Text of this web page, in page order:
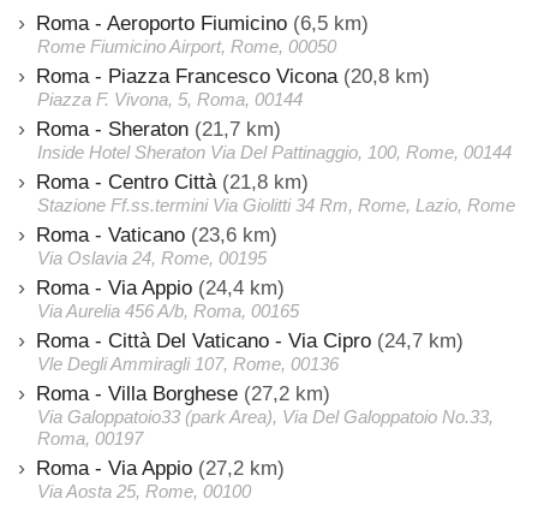
Roma - Aeroporto Fiumicino (6,5 km)
Rome Fiumicino Airport, Rome, 00050
Roma - Piazza Francesco Vicona (20,8 km)
Piazza F. Vivona, 5, Roma, 00144
Roma - Sheraton (21,7 km)
Inside Hotel Sheraton Via Del Pattinaggio, 100, Rome, 00144
Roma - Centro Città (21,8 km)
Stazione Ff.ss.termini Via Giolitti 34 Rm, Rome, Lazio, Rome
Roma - Vaticano (23,6 km)
Via Oslavia 24, Rome, 00195
Roma - Via Appio (24,4 km)
Via Aurelia 456 A/b, Roma, 00165
Roma - Città Del Vaticano - Via Cipro (24,7 km)
Vle Degli Ammiragli 107, Rome, 00136
Roma - Villa Borghese (27,2 km)
Via Galoppatoio33 (park Area), Via Del Galoppatoio No.33,
Roma, 00197
Roma - Via Appio (27,2 km)
Via Aosta 25, Rome, 00100